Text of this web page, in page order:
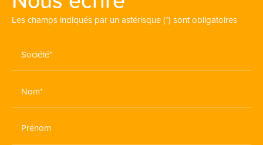
Les champs indiqués par un astérisque (*) sont obligatoires
Société*
Nom*
Prénom